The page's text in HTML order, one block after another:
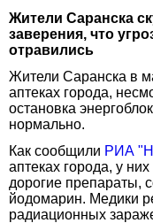
Жители Саранска
заверения, что
отравились
Жители Саранска в
аптеках города,
остановка
нормально.
Как сообщили РИА
аптеках города, у
дорогие препараты,
йодомарин. Медики
радиационных